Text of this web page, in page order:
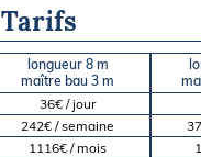
Tarifs
longueur 8 m
maître bau 3 m
36€ / jour
242€ / semaine
1116€ / mois